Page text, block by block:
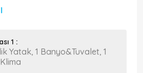
1 :
Yatak, 1 Banyo&Tuvalet, 1